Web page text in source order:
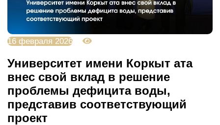
16 февраля 2026
Университет имени Коркыт ата
внес свой вклад в решение
проблемы дефицита воды,
представив соответствующий
проект